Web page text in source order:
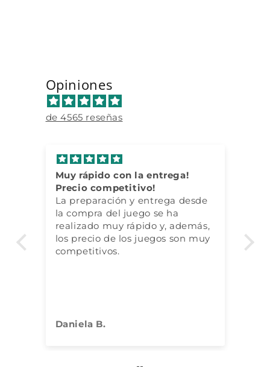
Opiniones
de 4565 reseñas
Muy rápido con la entrega!
Precio competitivo!
La preparación y entrega desde
la compra del juego se ha
realizado muy rápido y, además,
los precio de los juegos son muy
competitivos.
Daniela B.